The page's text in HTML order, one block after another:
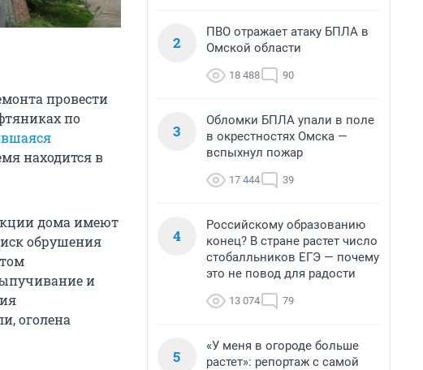
провести
по
находится в
дома имеют
обрушения
и
оголена
2
ПВО отражает атаку БПЛА в
Омской области
18 488 90
3
Обломки БПЛА упали в поле
в окрестностях Омска —
вспыхнул пожар
17 444 39
4
Российскому образованию
конец? В стране растет число
стобалльников ЕГЭ — почему
это не повод для радости
13 074 79
5
«У меня в огороде больше
растет»: репортаж с самой